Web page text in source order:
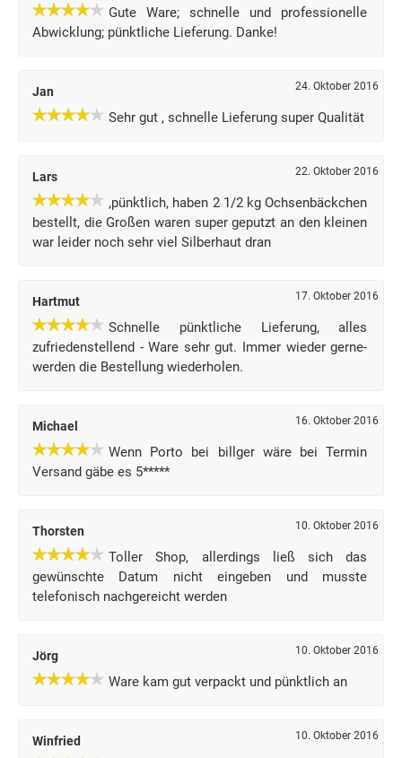
Gute Ware; schnelle und professionelle
Abwicklung; pünktliche Lieferung. Danke!
Jan 24. Oktober 2016
Sehr gut , schnelle Lieferung super Qualität
Lars 22. Oktober 2016
,pünktlich, haben 2 1/2 kg Ochsenbäckchen
bestellt, die Großen waren super geputzt an den kleinen
war leider noch sehr viel Silberhaut dran
Hartmut 17. Oktober 2016
Schnelle pünktliche Lieferung, alles
zufriedenstellend - Ware sehr gut. Immer wieder gerne-
werden die Bestellung wiederholen.
Michael 16. Oktober 2016
Wenn Porto bei billger wäre bei Termin
Versand gäbe es 5*****
Thorsten 10. Oktober 2016
Toller Shop, allerdings ließ sich das
gewünschte Datum nicht eingeben und musste
telefonisch nachgereicht werden
Jörg 10. Oktober 2016
Ware kam gut verpackt und pünktlich an
Winfried 10. Oktober 2016